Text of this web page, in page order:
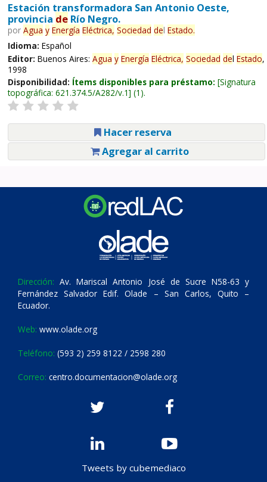
Estación transformadora San Antonio Oeste,
provincia deRío Negro.
por Agua y Energía Eléctrica, Sociedad del Estado.
Idioma: Español
Editor: Buenos Aires: Agua y Energía Eléctrica, Sociedad del Estado,
1998
Disponibilidad: Ítems disponibles para préstamo: Signatura
topográfica: 621.374.5/A282/v.1 (1).
Hacer reserva
Agregar al carrito
Dirección: Av. Mariscal Antonio José de Sucre N58-63 y
Fernández Salvador Edif. Olade – San Carlos, Quito –
Ecuador.
Web: www.olade.org
Teléfono: (593 2) 259 8122 / 2598 280
Correo: centro.documentacion@olade.org
Tweets by cubemediaco